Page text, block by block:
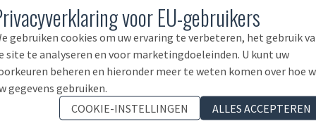
voor EU-gebruikers
gebruiken cookies om uw ervaring te verbeteren, het gebruik
site te analyseren en voor marketingdoeleinden. U kunt uw
beheren en hieronder meer te weten komen over hoe
gegevens gebruiken.
COOKIE-INSTELLINGEN
ALLES ACCEPTEREN